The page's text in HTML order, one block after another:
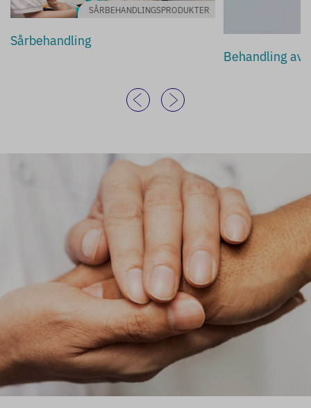
SÅRBEHANDLINGSPRODUKTER
Sårbehandling
Behandling av